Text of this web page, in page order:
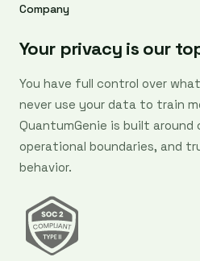
Company
Your privacy is our
You have full control over
never use your data to train
QuantumGenie is built
operational boundaries, and
behavior.